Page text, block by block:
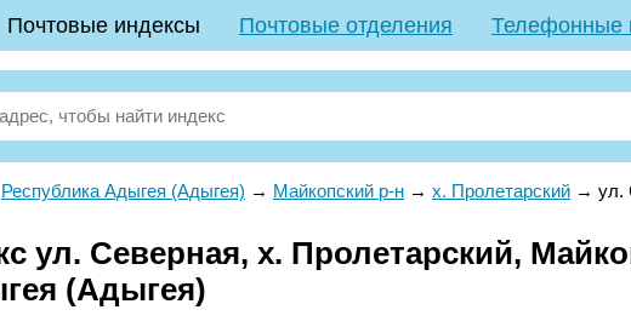
Почтовые индексы Почтовые отделения Телефонные
Республика Адыгея (Адыгея) → Майкопский р-н → х. Пролетарский → ул.
ул. Северная, х. Пролетарский,
(Адыгея)